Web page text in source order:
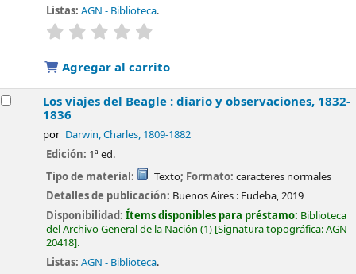
Listas: AGN - Biblioteca.
valoración
Agregar al carrito
Los viajes del Beagle : diario y observaciones, 1832-
1836
por Darwin, Charles, 1809-1882
Edición: 1ª ed.
Tipo de material:
Texto; Formato: caracteres normales
Detalles de publicación: Buenos Aires : Eudeba,2019
Disponibilidad:Ítems disponibles para préstamo: Biblioteca
del Archivo General de la Nación (1) Signatura topográfica:AGN
20418 .
Listas: AGN - Biblioteca.